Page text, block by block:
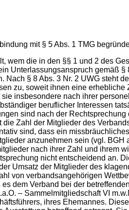
mit § 5 Abs. 1 TMG
wem die in den §§ 1 und 2 des
Unterlassungsanspruch gemäß §
§ 8 Abs. 3 Nr. 2 UWG steht
zu, soweit ihnen eine
insbesondere nach ihrer
beruflicher Interessen
sind nach der
Zahl der Mitglieder des
sind, dass ein
anzunehmen sein (vgl. BGH
nach ihrer Zahl und ihrem
nicht entscheidend an.
Umsatz der Mitglieder des
von verbandsangehörigen
dem Verband bei der
– Sammelmitgliedschaft VI
ihres Ehemannes.